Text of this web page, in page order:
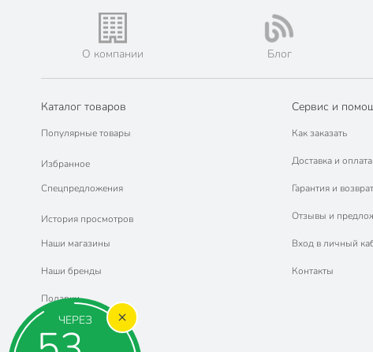
ЧЕРЕЗ
О компании Блог
Каталог товаров
Популярные товары
Избранное
Спецпредложения
История просмотров
Наши магазины
Наши бренды
Подарки
Сервис и
Как заказать
Доставка и оплата
Гарантия и возврат
Отзывы и
Вход в личный
Контакты